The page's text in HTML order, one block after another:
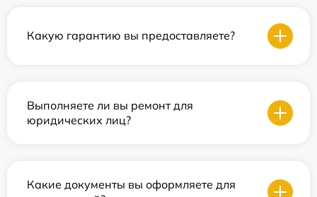
Какую гарантию вы предоставляете?
Выполняете ли вы ремонт для
юридических лиц?
Какие документы вы оформляете для